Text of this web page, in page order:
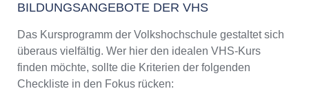
BILDUNGSANGEBOTE DER VHS
Das Kursprogramm der Volkshochschule gestaltet sich
überaus vielfältig. Wer hier den idealen VHS-Kurs
finden möchte, sollte die Kriterien der folgenden
Checkliste in den Fokus rücken: